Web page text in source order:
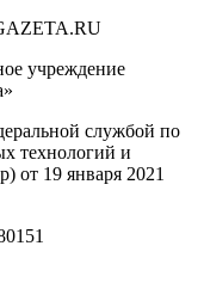
учреждение
службой по
технологий и
от 19 января 2021